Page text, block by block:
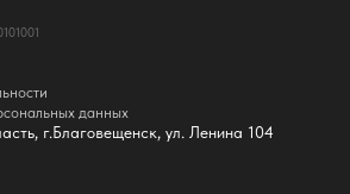
данных
г.Благовещенск, ул. Ленина 104